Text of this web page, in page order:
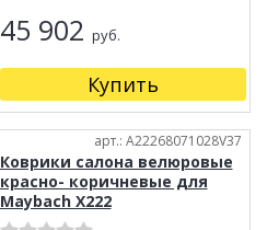
45 902 руб.
Купить
арт.: A22268071028V37
Коврики салона велюровые
красно- коричневые для
Maybach X222